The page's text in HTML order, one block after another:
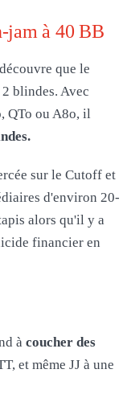
jam à 40 BB
que le
blindes. Avec
QTo ou A8o, il
sur le Cutoff et
d'environ 20-
alors qu'il y a
financier en
à coucher des
et même JJ à une